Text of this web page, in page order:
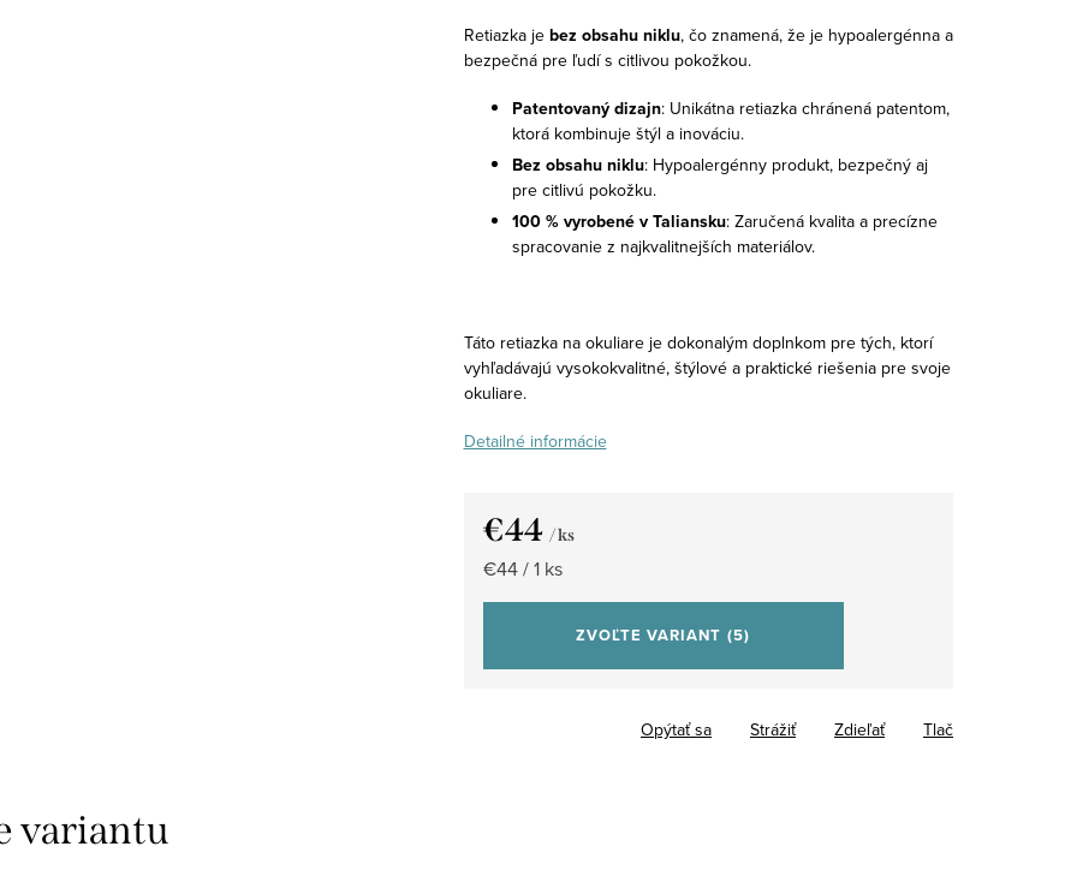
Retiazka je bez obsahu niklu, čo znamená, že je hypoalergénna a
bezpečná pre ľudí s citlivou pokožkou.
Patentovaný dizajn: Unikátna retiazka chránená patentom,
ktorá kombinuje štýl a inováciu.
Bez obsahu niklu: Hypoalergénny produkt, bezpečný aj
pre citlivú pokožku.
100 % vyrobené v Taliansku: Zaručená kvalita a precízne
spracovanie z najkvalitnejších materiálov.
Táto retiazka na okuliare je dokonalým doplnkom pre tých, ktorí
vyhľadávajú vysokokvalitné, štýlové a praktické riešenia pre svoje
okuliare.
Detailné informácie
€44 / ks
Jednotková
cena:
€44 / 1 ks
ZVOĽTE VARIANT (5)
Tlač
Opýtať sa Strážiť Zdieľať